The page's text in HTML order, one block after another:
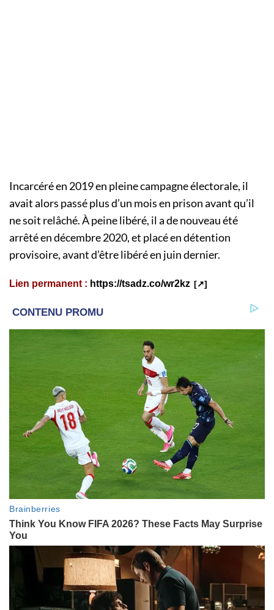
Incarcéré en 2019 en pleine campagne électorale, il
avait alors passé plus d’un mois en prison avant qu’il
ne soit relâché. À peine libéré, il a de nouveau été
arrêté en décembre 2020, et placé en détention
provisoire, avant d’être libéré en juin dernier.
Lien permanent : https://tsadz.co/wr2kz